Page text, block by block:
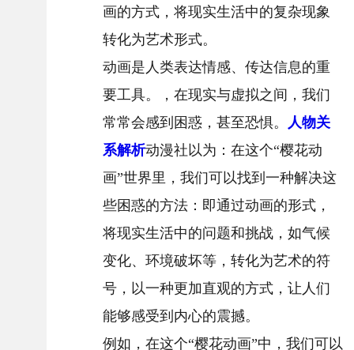
画的方式，将现实生活中的复杂现象
转化为艺术形式。
动画是人类表达情感、传达信息的重
要工具。，在现实与虚拟之间，我们
常常会感到困惑，甚至恐惧。
人物关
系解析动漫社以为：在这个“樱花动
画”世界里，我们可以找到一种解决这
些困惑的方法：即通过动画的形式，
将现实生活中的问题和挑战，如气候
变化、环境破坏等，转化为艺术的符
号，以一种更加直观的方式，让人们
能够感受到内心的震撼。
例如，在这个“樱花动画”中，我们可以